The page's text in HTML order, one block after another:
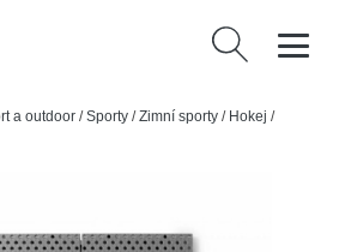
Vyhledávání
a outdoor /Sporty /Zimní sporty / Hokej /
Stilmat venkovní šedá 1m2, HS23 (9KS)